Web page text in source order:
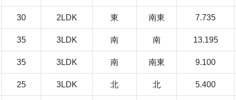
30 2LDK 東 南東 7.735
35 3LDK 南 南 13.195
35 3LDK 南 南東 9.100
25 3LDK 北 北 5.400